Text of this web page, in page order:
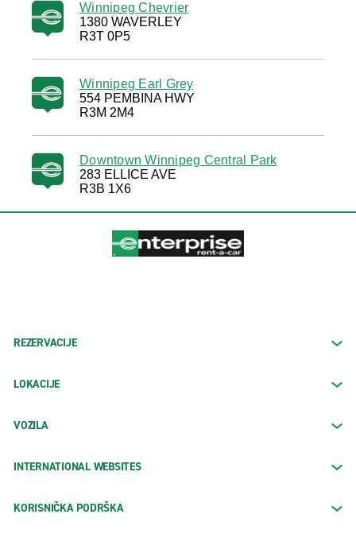
Winnipeg Chevrier
1380 WAVERLEY
R3T 0P5
Winnipeg Earl Grey
554 PEMBINA HWY
R3M 2M4
Downtown Winnipeg Central Park
283 ELLICE AVE
R3B 1X6
REZERVACIJE
LOKACIJE
VOZILA
INTERNATIONAL WEBSITES
KORISNIČKA PODRŠKA